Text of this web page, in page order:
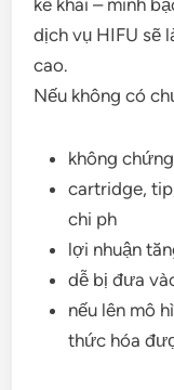
dịch vụ HIFU sẽ
cao.
Nếu không có
không
cartridge,
chi ph
lợi nhuận
dễ bị đưa
nếu lên mô
thức hóa